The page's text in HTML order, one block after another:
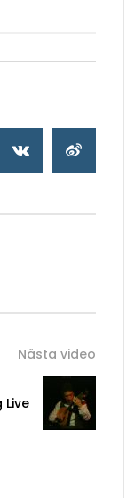
– BAN'DALILA
Nästa video
Live